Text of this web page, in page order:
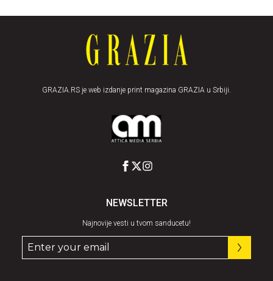
GRAZIA.RS je web izdanje print magazina GRAZIA u Srbiji.
NEWSLETTER
Najnovije vesti u tvom sanducetu!